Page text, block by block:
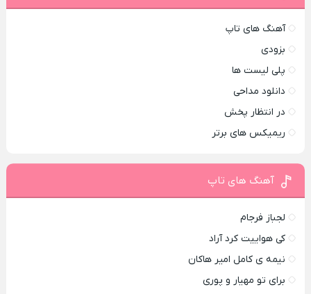
آهنگ های تاپ
بزودی
پلی لیست ها
دانلود مداحی
در انتظار پخش
ریمیکس های برتر
آهنگ های تاپ
لجباز فرجام
کی هواییت کرد آراد
نیمه ی کامل امیر هاکان
برای تو مهیار و پوری